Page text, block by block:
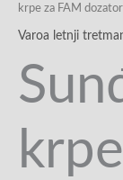
krpe za FAM
Varoa letnji
količina